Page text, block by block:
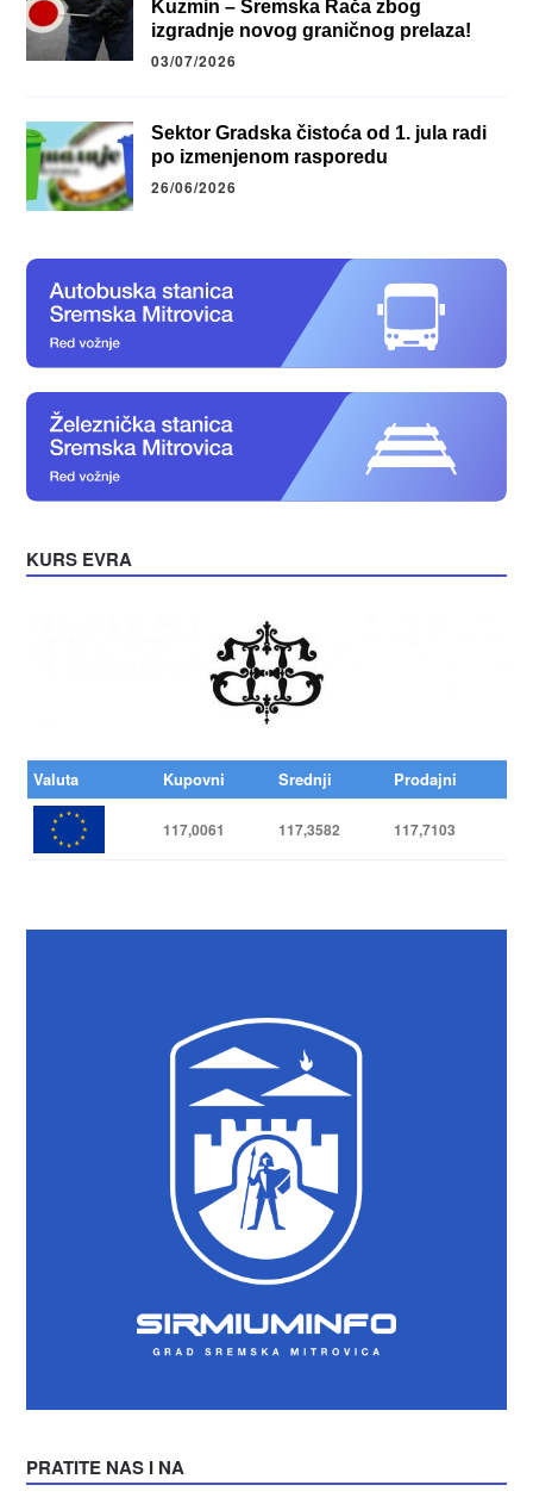
Kuzmin – Sremska Rača zbog
izgradnje novog graničnog prelaza!
03/07/2026
Sektor Gradska čistoća od 1. jula radi
po izmenjenom rasporedu
26/06/2026
KURS EVRA
Valuta Kupovni Srednji Prodajni
117,0061 117,3582 117,7103
PRATITE NAS I NA